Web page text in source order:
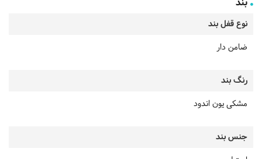
نوع قفل بند
ضامن دار
رنگ بند
مشکی یون اندود
جنس بند